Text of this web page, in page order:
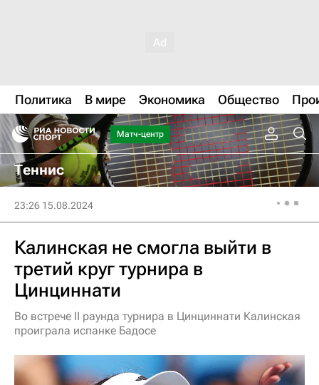
Политика В мире Экономика Общество
Матч-центр
Теннис
23:26 15.08.2024
Калинская не смогла выйти в
третий круг турнира в
Цинциннати
Во встрече II раунда турнира в Цинциннати Калинская
проиграла испанке Бадосе